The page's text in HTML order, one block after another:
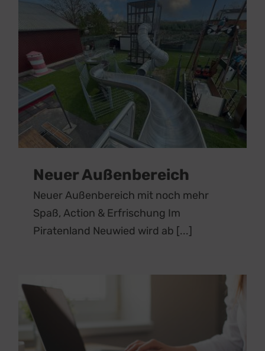
Neuer Außenbereich
Neuer Außenbereich mit noch mehr
Spaß, Action & Erfrischung Im
Piratenland Neuwied wird ab [...]